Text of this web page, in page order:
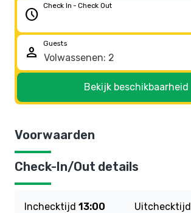
schedule
Check In - Check Out
person
Guests
Bekijk beschikbaarheid
Voorwaarden
Check-In/Out details
Inchecktijd 13:00 Uitchecktijd